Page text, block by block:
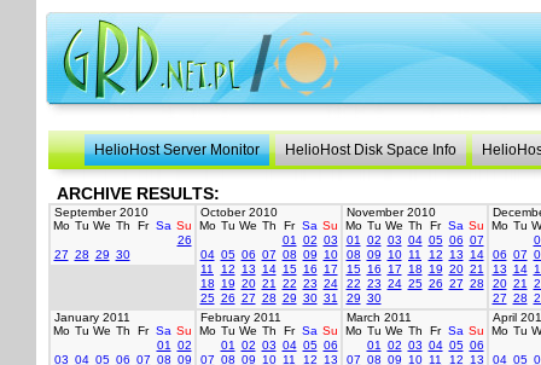
HelioHost Server Monitor HelioHost Disk Space Info
ARCHIVE RESULTS:
September 2010
Mo Tu We Th Fr Sa Su
26
27 28 29 30
October 2010
Mo Tu We Th Fr Sa Su
01
02 03
04 05 06 07 08 09
10
11
12 13 14 15 16
17
18
19 20 21 22 23 24
25 26 27 28 29 30 31
November 2010
Mo Tu We Th Fr Sa Su
01
02 03 04 05 06 07
08 09 10 11 12 13
14
15 16 17 18 19 20 21
22 23 24 25 26 27 28
29 30
Mo Tu
06 07
13
14
20 21
27 28
January 2011
Mo Tu We Th Fr Sa Su
01
02
03 04 05 06 07 08 09
February 2011
Mo Tu We Th Fr Sa Su
01
02 03 04 05 06
07 08 09 10 11 12
13
March 2011
Mo Tu We Th Fr Sa Su
01
02 03 04 05 06
07 08 09 10 11 12
13
April
Mo Tu
04 05